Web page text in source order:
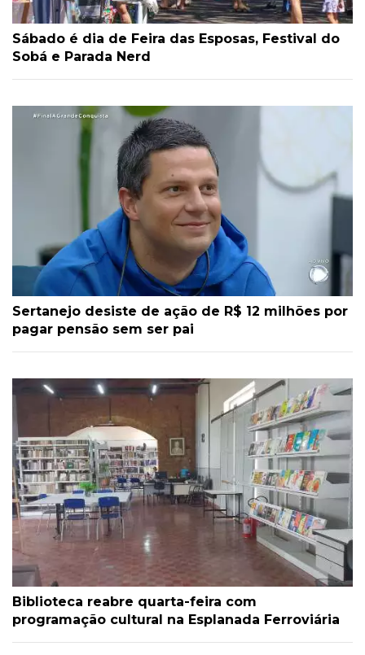
Sábado é dia de Feira das Esposas, Festival do
Sobá e Parada Nerd
Sertanejo desiste de ação de R$ 12 milhões por
pagar pensão sem ser pai
Biblioteca reabre quarta-feira com
programação cultural na Esplanada Ferroviária